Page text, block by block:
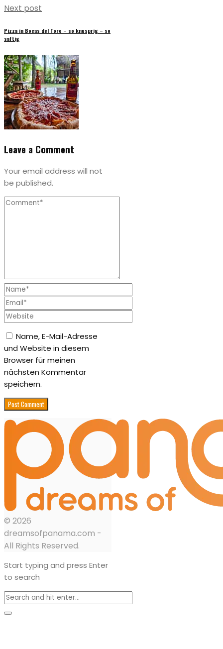
Next post
Pizza in Bocas del Toro – so knusprig – so
saftig
Leave a Comment
Your email address will not
be published.
Name, E-Mail-Adresse
und Website in diesem
Browser für meinen
nächsten Kommentar
speichern.
© 2026
dreamsofpanama.com -
All Rights Reserved.
Start typing and press Enter
to search